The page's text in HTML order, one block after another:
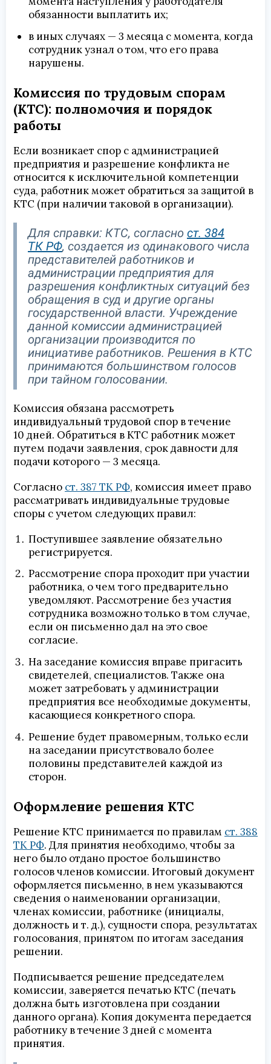
обязанности выплатить их;
в иных случаях — 3 месяца с момента, когда
сотрудник узнал о том, что его права
нарушены.
Комиссия по трудовым спорам
(КТС): полномочия и порядок
работы
Если возникает спор с администрацией
предприятия и разрешение конфликта не
относится к исключительной компетенции
суда, работник может обратиться за защитой в
КТС (при наличии таковой в организации).
Для справки: КТС, согласно ст. 384
ТК РФ, создается из одинакового числа
представителей работников и
администрации предприятия для
разрешения конфликтных ситуаций без
обращения в суд и другие органы
государственной власти. Учреждение
данной комиссии администрацией
организации производится по
инициативе работников. Решения в КТС
принимаются большинством голосов
при тайном голосовании.
Комиссия обязана рассмотреть
индивидуальный трудовой спор в течение
10 дней. Обратиться в КТС работник может
путем подачи заявления, срок давности для
подачи которого — 3 месяца.
Согласно ст. 387 ТК РФ, комиссия имеет право
рассматривать индивидуальные трудовые
споры с учетом следующих правил:
Поступившее заявление обязательно
регистрируется.
Рассмотрение спора проходит при участии
работника, о чем того предварительно
уведомляют. Рассмотрение без участия
сотрудника возможно только в том случае,
если он письменно дал на это свое
согласие.
На заседание комиссия вправе пригасить
свидетелей, специалистов. Также она
может затребовать у администрации
предприятия все необходимые документы,
касающиеся конкретного спора.
Решение будет правомерным, только если
на заседании присутствовало более
половины представителей каждой из
сторон.
Оформление решения КТС
Решение КТС принимается по правилам ст. 388
ТК РФ. Для принятия необходимо, чтобы за
него было отдано простое большинство
голосов членов комиссии. Итоговый документ
оформляется письменно, в нем указываются
сведения о наименовании организации,
членах комиссии, работнике (инициалы,
должность и т. д.), сущности спора, результатах
голосования, принятом по итогам заседания
решении.
Подписывается решение председателем
комиссии, заверяется печатью КТС (печать
должна быть изготовлена при создании
данного органа). Копия документа передается
работнику в течение 3 дней с момента
принятия.